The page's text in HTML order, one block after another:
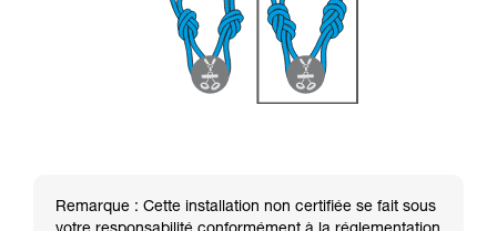
Remarque : Cette installation non certifiée se fait sous